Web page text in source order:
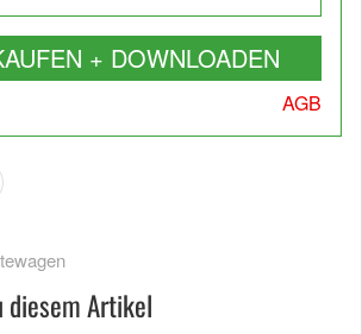
+ DOWNLOADEN
AGB
diesem Artikel